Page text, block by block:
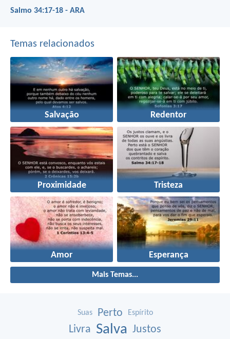
Salmo 34:17-18 - ARA
Temas relacionados
Salvação Redentor
Proximidade Tristeza
Amor Esperança
Mais Temas...
Suas Perto Espírito
Livra Salva Justos